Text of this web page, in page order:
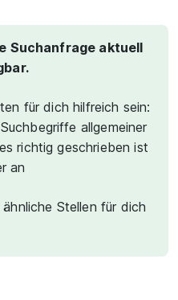
Suchanfrage aktuell
für dich hilfreich sein:
allgemeiner
richtig geschrieben ist
an
Stellen für dich